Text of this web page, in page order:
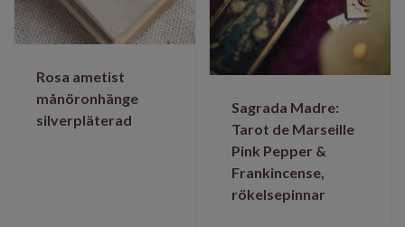
Rosa ametist
månöronhänge
silverpläterad
Sagrada Madre:
Tarot de Marseille
Pink Pepper &
Frankincense,
rökelsepinnar